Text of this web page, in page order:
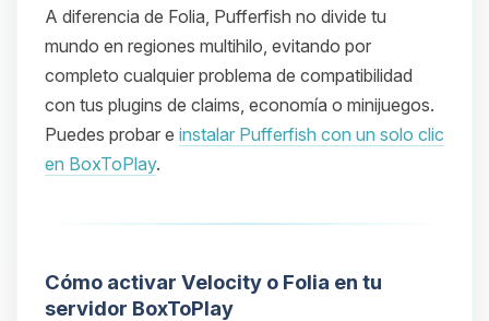
A diferencia de Folia, Pufferfish no divide tu
mundo en regiones multihilo, evitando por
completo cualquier problema de compatibilidad
con tus plugins de claims, economía o minijuegos.
Puedes probar e instalar Pufferfish con un solo clic
en BoxToPlay.
Cómo activar Velocity o Folia en tu
servidor BoxToPlay